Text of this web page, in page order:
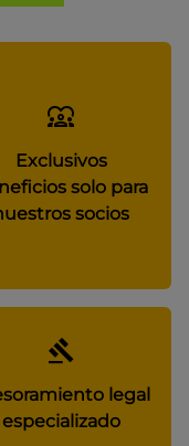
Exclusivos
solo para
socios
legal
especializado